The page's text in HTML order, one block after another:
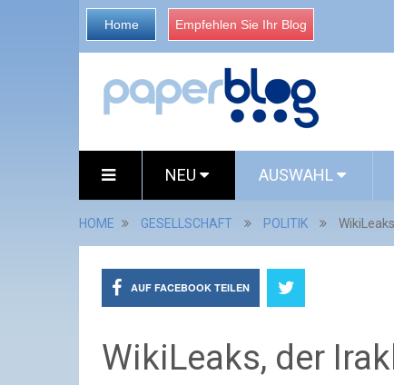
Home Empfehlen Sie Ihr Blog
NEU AUSWAHL
HOME GESELLSCHAFT POLITIK
AUF FACEBOOK TEILEN
WikiLeaks, der